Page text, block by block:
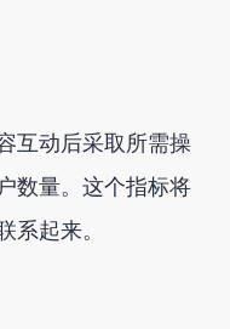
互动后采取所需操
数量。这个指标将
起来。